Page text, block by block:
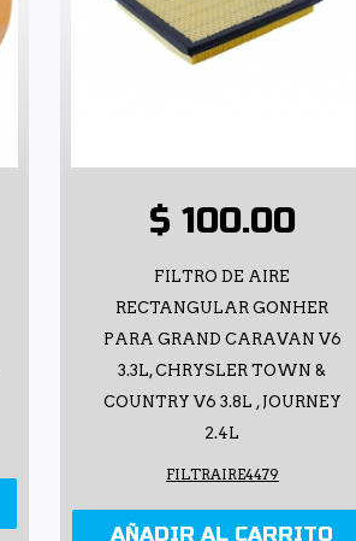
$ 100.00
FILTRO DE AIRE
RECTANGULAR GONHER
PARA GRAND CARAVAN V6
3.3L, CHRYSLER TOWN &
COUNTRY V6 3.8L , JOURNEY
2.4L
FILTRAIRE4479
AÑADIR AL CARRITO